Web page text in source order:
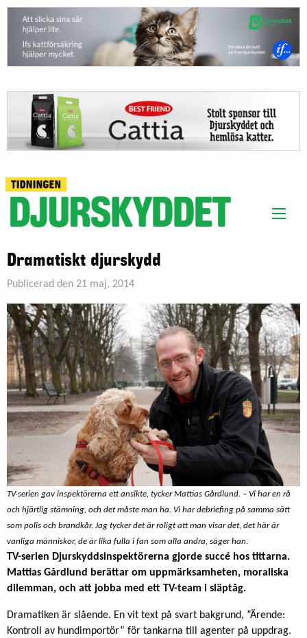
Dramatiskt djurskydd
Publicerad den 21 maj, 2014
TV-serien gav inspektörerna ett ansikte, tycker Mattias Gårdlund. – Vi har en rå
och hjärtlig stämning, och det måste man ha. Vi har debriefing på samma sätt
som polis och brandkår. Jag tycker det är roligt att man visar det, det här är
vanliga människor, de är lika fulla i fan som alla andra, säger han.
TV-serien Djurskyddsinspektörerna gjorde succé hos tittarna.
Mattias Gårdlund berättar om uppmärksamheten, moraliska
dilemman, och att jobba med ett TV-team i släptåg.
Dramatiken är slående. En vit text på svart bakgrund, ”Ärende:
Kontroll av hundimportör” för tankarna till agenter på uppdrag.